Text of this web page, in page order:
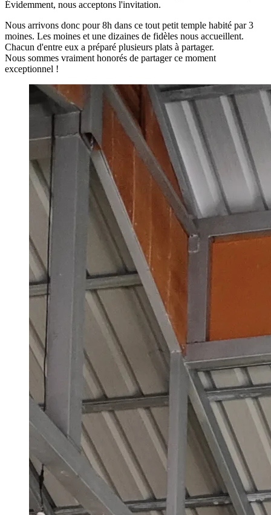
Évidemment, nous acceptons l'invitation.
Nous arrivons donc pour 8h dans ce tout petit temple habité par 3
moines. Les moines et une dizaines de fidèles nous accueillent.
Chacun d'entre eux a préparé plusieurs plats à partager.
Nous sommes vraiment honorés de partager ce moment
exceptionnel !